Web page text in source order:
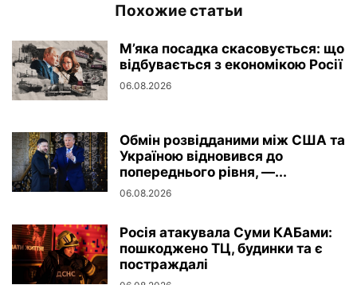
Похожие статьи
М’яка посадка скасовується: що
відбувається з економікою Росії
06.08.2026
Обмін розвідданими між США та
Україною відновився до
попереднього рівня, —...
06.08.2026
Росія атакувала Суми КАБами:
пошкоджено ТЦ, будинки та є
постраждалі